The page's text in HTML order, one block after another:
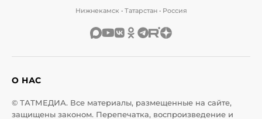
Нижнекамск • Татарстан • Россия
О НАС
© ТАТМЕДИА. Все материалы, размещенные на сайте,
защищены законом. Перепечатка, воспроизведение и